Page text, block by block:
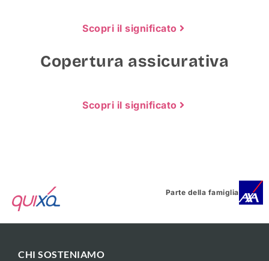
Scopri il significato
Copertura assicurativa
Scopri il significato
Parte della famiglia
CHI SOSTENIAMO